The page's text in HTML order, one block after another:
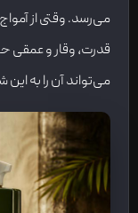
می‌رسد. وقتی از
قدرت، وقار و عمقی
می‌تواند آن را به این